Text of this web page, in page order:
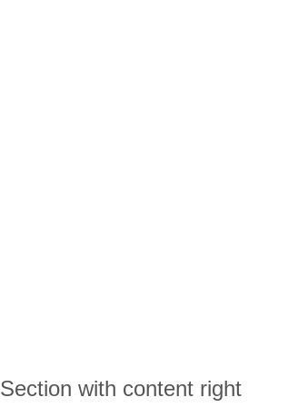
Section with content right